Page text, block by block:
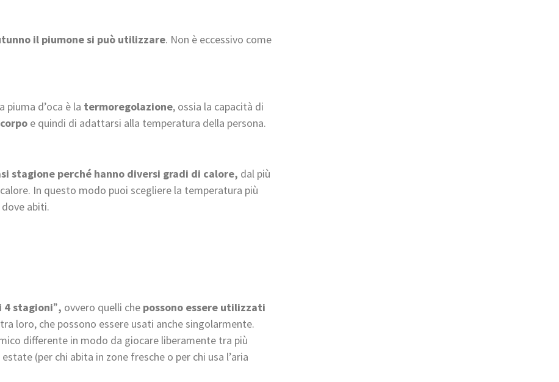
il piumone si può utilizzare. Non è eccessivo come
d’oca è la termoregolazione, ossia la capacità di
e quindi di adattarsi alla temperatura della persona.
stagione perché hanno diversi gradi di calore, dal più
In questo modo puoi scegliere la temperatura più
abiti.
4 stagioni”, ovvero quelli che possono essere utilizzati
loro, che possono essere usati anche singolarmente.
differente in modo da giocare liberamente tra più
(per chi abita in zone fresche o per chi usa l’aria